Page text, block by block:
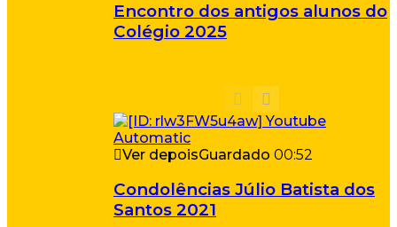
Encontro dos antigos alunos do
Colégio 2025
Ver depoisGuardado 00:52
Condolências Júlio Batista dos
Santos 2021